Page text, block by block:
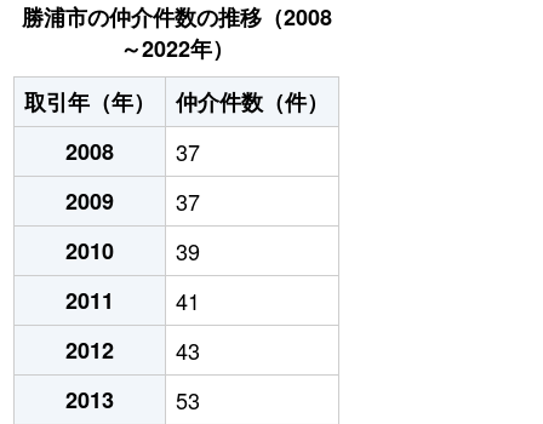
勝浦市の仲介件数の推移（2008
～2022年）
取引年（年）
仲介件数（件）
2008
37
2009
37
2010
39
2011
41
2012
43
2013
53